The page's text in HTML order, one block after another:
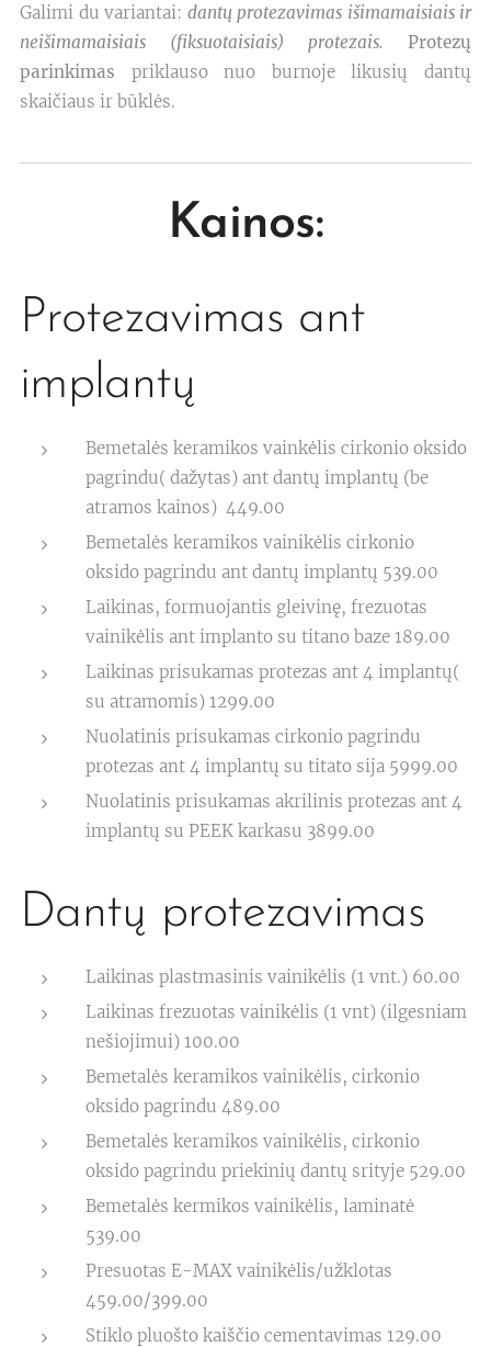
Galimi du variantai: dantų protezavimas išimamaisiais ir
neišimamaisiais (fiksuotaisiais) protezais.
Protezų
parinkimas priklauso nuo burnoje likusių dantų
skaičiaus ir būklės.
Kainos:
Protezavimas ant
implantų
Bemetalės keramikos vainkėlis cirkonio oksido
pagrindu( dažytas) ant dantų implantų (be
atramos kainos) 449.00
Bemetalės keramikos vainikėlis cirkonio
oksido pagrindu ant dantų implantų 539.00
Laikinas, formuojantis gleivinę, frezuotas
vainikėlis ant implanto su titano baze 189.00
Laikinas prisukamas protezas ant 4 implantų(
su atramomis) 1299.00
Nuolatinis prisukamas cirkonio pagrindu
protezas ant 4 implantų su titato sija 5999.00
Nuolatinis prisukamas akrilinis protezas ant 4
implantų su PEEK karkasu 3899.00
Dantų protezavimas
Laikinas plastmasinis vainikėlis (1 vnt.) 60.00
Laikinas frezuotas vainikėlis (1 vnt) (ilgesniam
nešiojimui) 100.00
Bemetalės keramikos vainikėlis, cirkonio
oksido pagrindu 489.00
Bemetalės keramikos vainikėlis, cirkonio
oksido pagrindu priekinių dantų srityje 529.00
Bemetalės kermikos vainikėlis, laminatė
539.00
Presuotas E-MAX vainikėlis/užklotas
459.00/399.00
Stiklo pluošto kaiščio cementavimas 129.00